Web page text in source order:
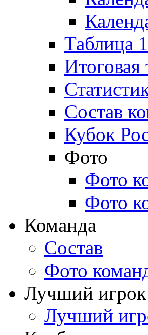
Таблица
Итоговая
Состав
Кубок
Фото
Фото
Фото
Команда
Состав
Фото
Лучший игрок
Лучший